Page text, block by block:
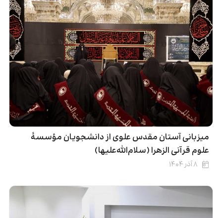
میزبانی آستان مقدس علوی از دانشجویان مؤسسۀ
علوم قرآنی الزهرا (سلام‌الله‌علیها)
۸ آذر ۱۴۰۴